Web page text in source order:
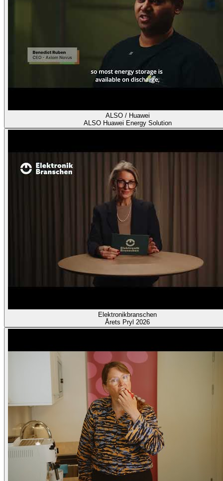
ALSO / Huawei
ALSO Huawei Energy Solution
Elektronikbranschen
Årets Pryl 2026